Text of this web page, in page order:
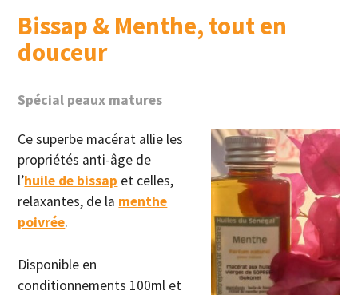
Bissap & Menthe, tout en
douceur
Spécial peaux matures
Ce superbe macérat allie les
propriétés anti-âge de
l’huile de bissap et celles,
relaxantes, de la menthe
poivrée.
Disponible en
conditionnements 100ml et